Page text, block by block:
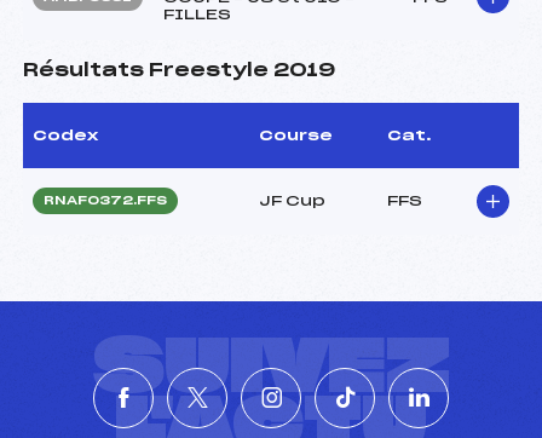
FILLES
Résultats Freestyle 2019
Codex Course Cat.
RNAF0372.FFS JF Cup FFS
SUIVEZ